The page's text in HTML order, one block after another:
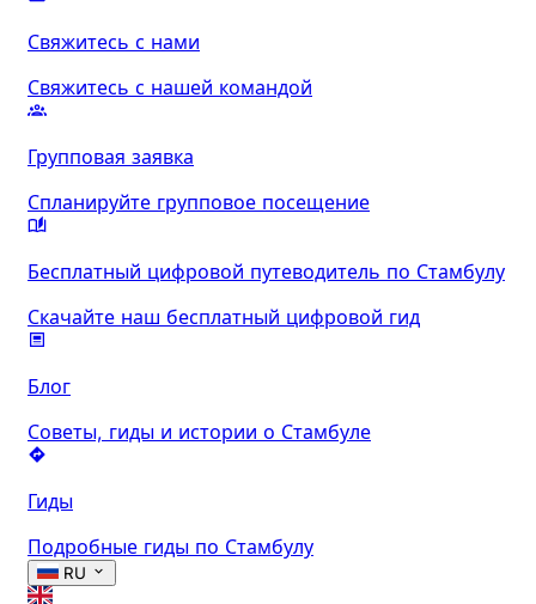
Свяжитесь с нами
Свяжитесь с нашей командой
Групповая заявка
Спланируйте групповое посещение
Бесплатный цифровой путеводитель по Стамбулу
Скачайте наш бесплатный цифровой гид
Блог
Советы, гиды и истории о Стамбуле
Гиды
Подробные гиды по Стамбулу
RU